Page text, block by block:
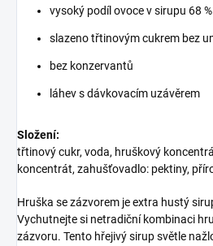
vysoký podíl ovoce v sirupu 68 %
slazeno třtinovým cukrem bez
bez konzervantů
láhev s dávkovacím uzávěrem
Složení:
třtinový cukr, voda, hruškový
koncentrát, zahušťovadlo: pektiny,
Hruška se zázvorem je extra hustý
Vychutnejte si netradiční kombinaci
zázvoru. Tento hřejivý sirup světle